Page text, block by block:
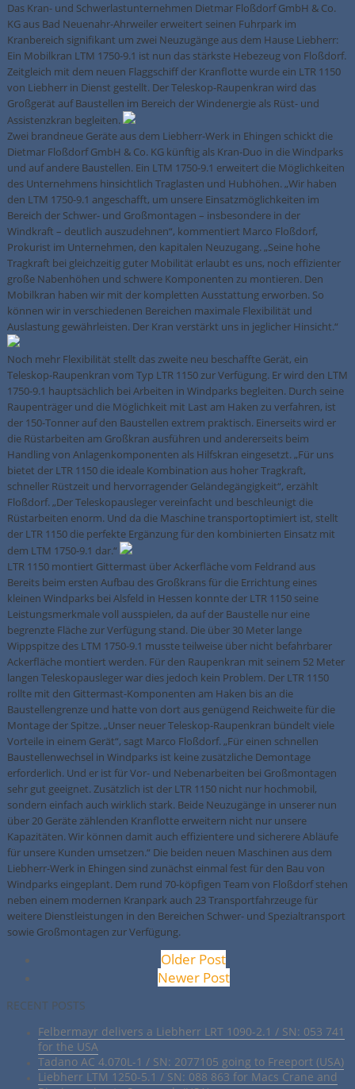
Das Kran- und Schwerlastunternehmen Dietmar Floßdorf GmbH & Co.
KG aus Bad Neuenahr-Ahrweiler erweitert seinen Fuhrpark im
Kranbereich signifikant um zwei Neuzugänge aus dem Hause Liebherr:
Ein Mobilkran LTM 1750-9.1 ist nun das stärkste Hebezeug von Floßdorf.
Zeitgleich mit dem neuen Flaggschiff der Kranflotte wurde ein LTR 1150
von Liebherr in Dienst gestellt. Der Teleskop-Raupenkran wird das
Großgerät auf Baustellen im Bereich der Windenergie als Rüst- und
Assistenzkran begleiten.
Zwei brandneue Geräte aus dem Liebherr-Werk in Ehingen schickt die
Dietmar Floßdorf GmbH & Co. KG künftig als Kran-Duo in die Windparks
und auf andere Baustellen. Ein LTM 1750-9.1 erweitert die Möglichkeiten
des Unternehmens hinsichtlich Traglasten und Hubhöhen. „Wir haben
den LTM 1750-9.1 angeschafft, um unsere Einsatzmöglichkeiten im
Bereich der Schwer- und Großmontagen – insbesondere in der
Windkraft – deutlich auszudehnen“, kommentiert Marco Floßdorf,
Prokurist im Unternehmen, den kapitalen Neuzugang. „Seine hohe
Tragkraft bei gleichzeitig guter Mobilität erlaubt es uns, noch effizienter
große Nabenhöhen und schwere Komponenten zu montieren. Den
Mobilkran haben wir mit der kompletten Ausstattung erworben. So
können wir in verschiedenen Bereichen maximale Flexibilität und
Auslastung gewährleisten. Der Kran verstärkt uns in jeglicher Hinsicht.“
Noch mehr Flexibilität stellt das zweite neu beschaffte Gerät, ein
Teleskop-Raupenkran vom Typ LTR 1150 zur Verfügung. Er wird den LTM
1750-9.1 hauptsächlich bei Arbeiten in Windparks begleiten. Durch seine
Raupenträger und die Möglichkeit mit Last am Haken zu verfahren, ist
der 150-Tonner auf den Baustellen extrem praktisch. Einerseits wird er
die Rüstarbeiten am Großkran ausführen und andererseits beim
Handling von Anlagenkomponenten als Hilfskran eingesetzt. „Für uns
bietet der LTR 1150 die ideale Kombination aus hoher Tragkraft,
schneller Rüstzeit und hervorragender Geländegängigkeit“, erzählt
Floßdorf. „Der Teleskopausleger vereinfacht und beschleunigt die
Rüstarbeiten enorm. Und da die Maschine transportoptimiert ist, stellt
der LTR 1150 die perfekte Ergänzung für den kombinierten Einsatz mit
dem LTM 1750-9.1 dar.“
LTR 1150 montiert Gittermast über Ackerfläche vom Feldrand aus
Bereits beim ersten Aufbau des Großkrans für die Errichtung eines
kleinen Windparks bei Alsfeld in Hessen konnte der LTR 1150 seine
Leistungsmerkmale voll ausspielen, da auf der Baustelle nur eine
begrenzte Fläche zur Verfügung stand. Die über 30 Meter lange
Wippspitze des LTM 1750-9.1 musste teilweise über nicht befahrbarer
Ackerfläche montiert werden. Für den Raupenkran mit seinem 52 Meter
langen Teleskopausleger war dies jedoch kein Problem. Der LTR 1150
rollte mit den Gittermast-Komponenten am Haken bis an die
Baustellengrenze und hatte von dort aus genügend Reichweite für die
Montage der Spitze. „Unser neuer Teleskop-Raupenkran bündelt viele
Vorteile in einem Gerät“, sagt Marco Floßdorf. „Für einen schnellen
Baustellenwechsel in Windparks ist keine zusätzliche Demontage
erforderlich. Und er ist für Vor- und Nebenarbeiten bei Großmontagen
sehr gut geeignet. Zusätzlich ist der LTR 1150 nicht nur hochmobil,
sondern einfach auch wirklich stark. Beide Neuzugänge in unserer nun
über 20 Geräte zählenden Kranflotte erweitern nicht nur unsere
Kapazitäten. Wir können damit auch effizientere und sicherere Abläufe
für unsere Kunden umsetzen.“ Die beiden neuen Maschinen aus dem
Liebherr-Werk in Ehingen sind zunächst einmal fest für den Bau von
Windparks eingeplant. Dem rund 70-köpfigen Team von Floßdorf stehen
neben einem modernen Kranpark auch 23 Transportfahrzeuge für
weitere Dienstleistungen in den Bereichen Schwer- und Spezialtransport
sowie Großmontagen zur Verfügung.
Older Post
Newer Post
RECENT POSTS
Felbermayr delivers a Liebherr LRT 1090-2.1 / SN: 053 741
for the USA
Tadano AC 4.070L-1 / SN: 2077105 going to Freeport (USA)
Liebherr LTM 1250-5.1 / SN: 088 863 for Macs Crane and